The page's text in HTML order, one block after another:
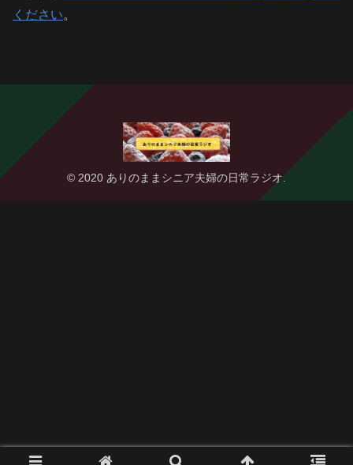
ください。
© 2020 ありのままシニア夫婦の日常ラジオ.